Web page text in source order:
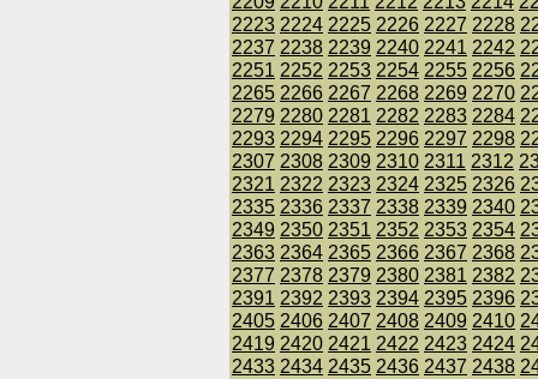
2223 2224 2225 2226 2227 2228
2237 2238 2239 2240 2241 2242
2251 2252 2253 2254 2255 2256
2265 2266 2267 2268 2269 2270
2279 2280 2281 2282 2283 2284
2293 2294 2295 2296 2297 2298
2307 2308 2309 2310 2311 2312
2321 2322 2323 2324 2325 2326
2335 2336 2337 2338 2339 2340
2349 2350 2351 2352 2353 2354
2363 2364 2365 2366 2367 2368
2377 2378 2379 2380 2381 2382
2391 2392 2393 2394 2395 2396
2405 2406 2407 2408 2409 2410
2419 2420 2421 2422 2423 2424
2433 2434 2435 2436 2437 2438